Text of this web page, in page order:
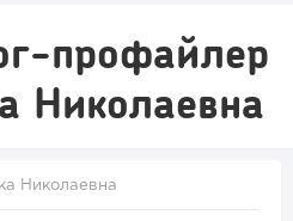
профайлер
Николаевна
Николаевна